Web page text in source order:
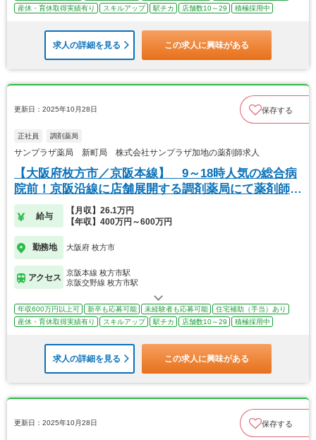
産休・育休取得実績有り
スキルアップ 駅チカ 店舗数10～29 積極採用中
求人の詳細を見る この求人に興味がある
更新日：2025年10月28日 保存する
正社員 調剤薬局
サンプラザ薬局 新町局 株式会社サンプラザ加地の薬剤師求人
【大阪府枚方市／京阪本線】 9～18時人気の総合病
院前！京阪沿線に店舗展開する調剤薬局にて薬剤師募
集
給与
【月収】26.1万円
【年収】400万円～600万円
勤務地 大阪府 枚方市
アクセス
京阪本線 枚方市駅
京阪交野線 枚方市駅
年収600万円以上可 新卒も応募可能 未経験者も応募可能
住宅補助（手当）あり
産休・育休取得実績有り
スキルアップ 駅チカ 店舗数10～29 積極採用中
求人の詳細を見る この求人に興味がある
更新日：2025年10月28日 保存する